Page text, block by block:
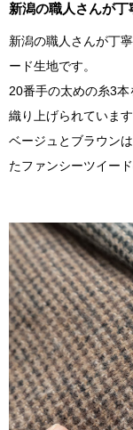
新潟の職人さんが丁
新潟の職人さんが丁
ード生地です。
20番手の太めの糸3
織り上げられています
ベージュとブラウン
たファンシーツイー